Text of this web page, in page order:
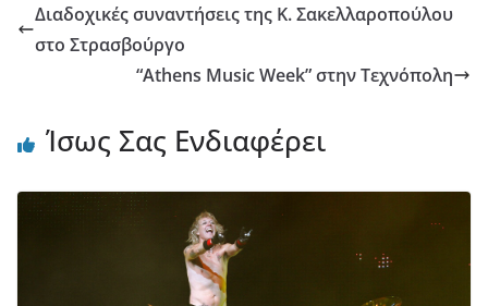
Διαδοχικές συναντήσεις της Κ. Σακελλαροπούλου
στο Στρασβούργο
“Athens Music Week” στην Τεχνόπολη
Ίσως Σας Ενδιαφέρει